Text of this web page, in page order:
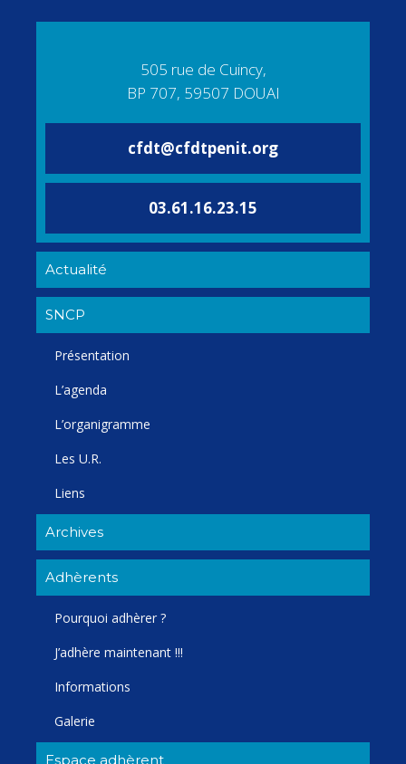
505 rue de Cuincy,
BP 707, 59507 DOUAI
cfdt@cfdtpenit.org
03.61.16.23.15
Actualité
SNCP
Présentation
L’agenda
L’organigramme
Les U.R.
Liens
Archives
Adhèrents
Pourquoi adhèrer ?
J’adhère maintenant !!!
Informations
Galerie
Espace adhèrent